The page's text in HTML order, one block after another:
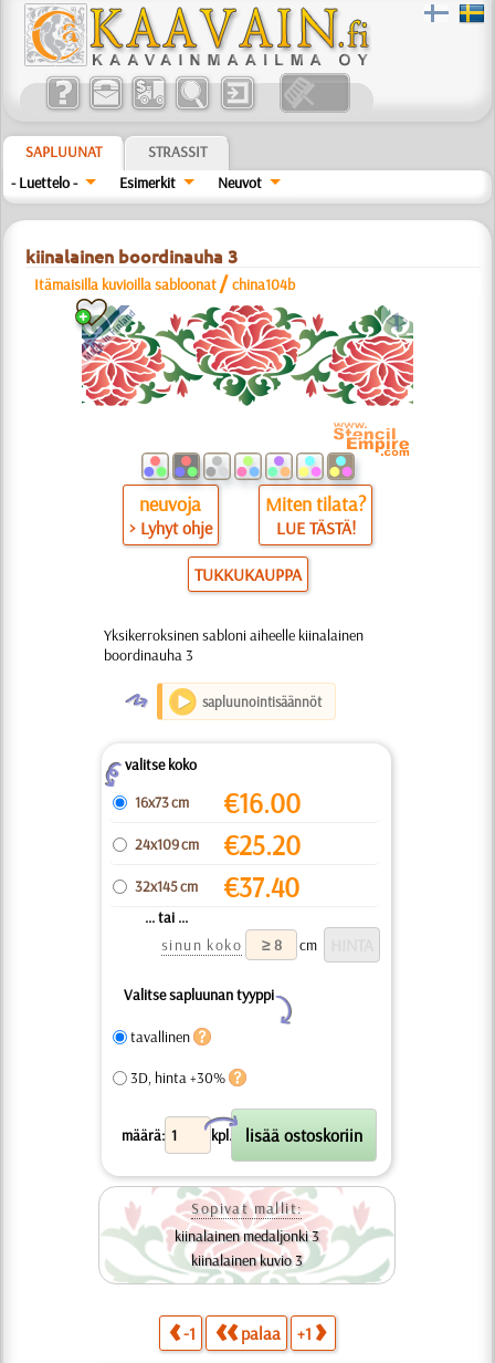
SAPLUUNAT
STRASSIT
- Luettelo -
Esimerkit Neuvot
kiinalainen boordinauha 3
Itämaisilla kuvioilla sabloonat /china104b
a
neuvoja
> Lyhyt ohje
Miten tilata?
LUE TÄSTÄ!
TUKKUKAUPPA
Yksikerroksinen sabloni aiheelle kiinalainen
boordinauha 3
O sapluunointisäännöt
Zvalitse koko
16x73 cm
€16.00
24x109 cm €25.20
32x145 cm €37.40
... tai ...
sinun koko
cm
Valitse sapluunan tyyppi
Y
tavallinen
3D, hinta +30%
määrä: kpl.
X
Sopivat mallit:
kiinalainen medaljonki 3
kiinalainen kuvio 3
-1 palaa +1